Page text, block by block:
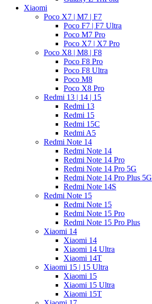
Xiaomi
Poco X7 | M7 | F7
Poco F7 | F7 Ultra
Poco M7 Pro
Poco X7 | X7 Pro
Poco X8 | M8 | F8
Poco F8 Pro
Poco F8 Ultra
Poco M8
Poco X8 Pro
Redmi 13 | 14 | 15
Redmi 13
Redmi 15
Redmi 15C
Redmi A5
Redmi Note 14
Redmi Note 14
Redmi Note 14 Pro
Redmi Note 14 Pro 5G
Redmi Note 14 Pro Plus 5G
Redmi Note 14S
Redmi Note 15
Redmi Note 15
Redmi Note 15 Pro
Redmi Note 15 Pro Plus
Xiaomi 14
Xiaomi 14
Xiaomi 14 Ultra
Xiaomi 14T
Xiaomi 15 | 15 Ultra
Xiaomi 15
Xiaomi 15 Ultra
Xiaomi 15T